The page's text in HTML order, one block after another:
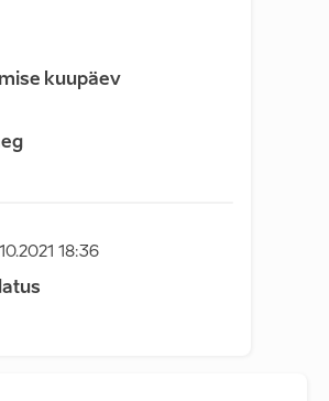
kuupäev
18:36